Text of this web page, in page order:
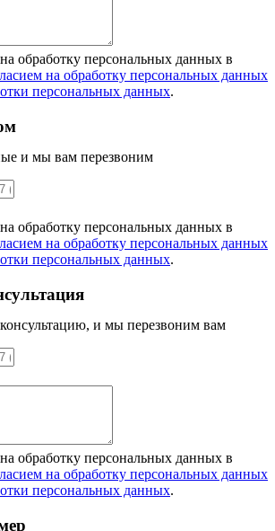
обработку персональных данных в
на обработку персональных данных
персональных данных.
и мы вам перезвоним
обработку персональных данных в
на обработку персональных данных
персональных данных.
консультацию, и мы перезвоним вам
обработку персональных данных в
на обработку персональных данных
персональных данных.